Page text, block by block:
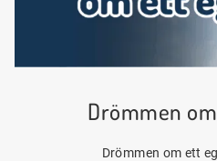
Drömmen
Drömmen om ett